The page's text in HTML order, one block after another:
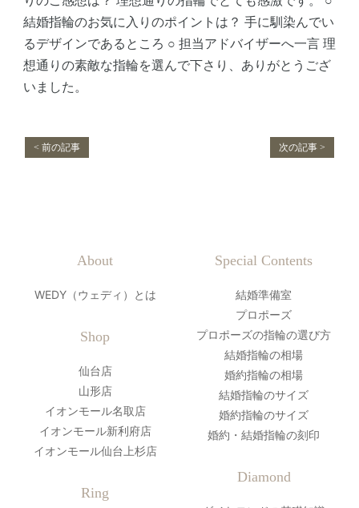
結婚指輪のお気に入りのポイントは？ 手に馴染んでい
るデザインであるところ ○ 担当アドバイザーへ一言 理
想通りの素敵な指輪を選んで下さり、ありがとうござ
いました。
< 前の記事 次の記事 >
About
WEDY（ウェディ）とは
Shop
仙台店
山形店
イオンモール名取店
イオンモール新利府店
イオンモール仙台上杉店
Ring
Special Contents
結婚準備室
プロポーズ
プロポーズの指輪の選び方
結婚指輪の相場
婚約指輪の相場
結婚指輪のサイズ
婚約指輪のサイズ
婚約・結婚指輪の刻印
Diamond